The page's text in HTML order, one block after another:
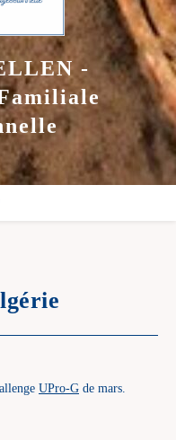
-
UPro-G de mars.